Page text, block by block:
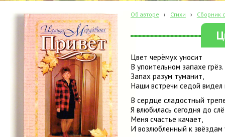
Об авторе › Стихи › Сборник
Цвет черёмух уносит
В упоительном запахе грёз.
Запах разум туманит,
Наши встречи седой видел
В сердце сладостный
Я влюбилась сегодня до
Меня счастье качает,
И возлюбленный к звёздам